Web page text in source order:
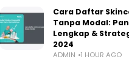
Cara Daftar
Tanpa Modal:
Lengkap &
2024
ADMIN 1 HOUR AGO